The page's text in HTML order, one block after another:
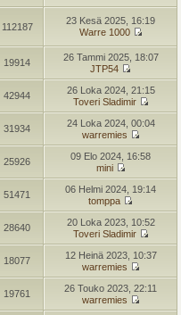
112187
23 Kesä 2025, 16:19
Warre 1000
19914
26 Tammi 2025, 18:07
JTP54
42944
26 Loka 2024, 21:15
Toveri Sladimir
31934
24 Loka 2024, 00:04
warremies
25926
09 Elo 2024, 16:58
mini
51471
06 Helmi 2024, 19:14
tomppa
28640
20 Loka 2023, 10:52
Toveri Sladimir
18077
12 Heinä 2023, 10:37
warremies
19761
26 Touko 2023, 22:11
warremies